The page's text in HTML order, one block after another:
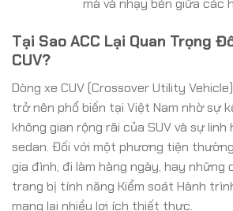
mà và nhạy bén giữa các
Tại Sao ACC Lại Quan Trọng
CUV?
Dòng xe CUV (Crossover Utility
trở nên phổ biến tại Việt Nam nhờ sự
không gian rộng rãi của SUV và sự
sedan. Đối với một phương tiện
gia đình, đi làm hàng ngày, hay những
trang bị tính năng Kiểm soát Hành
mang lại nhiều lợi ích thiết thực.